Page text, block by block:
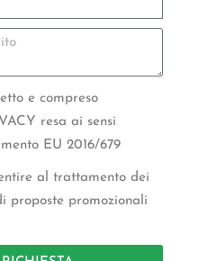
e compreso
resa ai sensi
EU 2016/679
al trattamento dei
proposte promozionali